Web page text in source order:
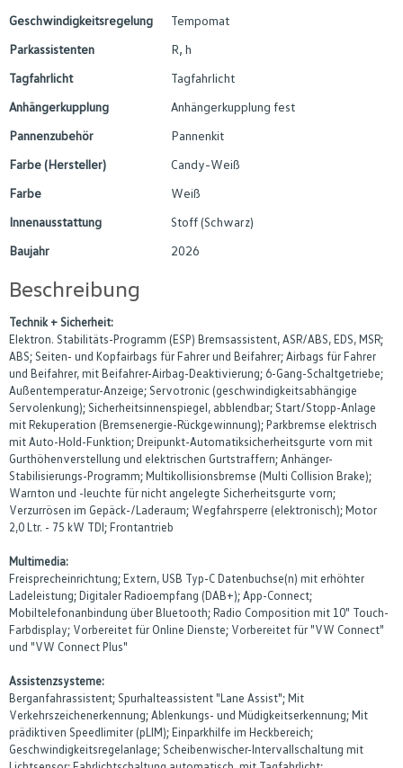
Geschwindigkeitsregelung
Tempomat
Parkassistenten
R, h
Tagfahrlicht
Tagfahrlicht
Anhängerkupplung
Anhängerkupplung fest
Pannenzubehör
Pannenkit
Farbe (Hersteller)
Candy-Weiß
Farbe
Weiß
Innenausstattung
Stoff (Schwarz)
Baujahr
2026
Beschreibung
Technik + Sicherheit:
Elektron. Stabilitäts-Programm (ESP) Bremsassistent, ASR/ABS, EDS, MSR;
ABS; Seiten- und Kopfairbags für Fahrer und Beifahrer; Airbags für Fahrer
und Beifahrer, mit Beifahrer-Airbag-Deaktivierung; 6-Gang-Schaltgetriebe;
Außentemperatur-Anzeige; Servotronic (geschwindigkeitsabhängige
Servolenkung); Sicherheitsinnenspiegel, abblendbar; Start/Stopp-Anlage
mit Rekuperation (Bremsenergie-Rückgewinnung); Parkbremse elektrisch
mit Auto-Hold-Funktion; Dreipunkt-Automatiksicherheitsgurte vorn mit
Gurthöhenverstellung und elektrischen Gurtstraffern; Anhänger-
Stabilisierungs-Programm; Multikollisionsbremse (Multi Collision Brake);
Warnton und -leuchte für nicht angelegte Sicherheitsgurte vorn;
Verzurrösen im Gepäck-/Laderaum; Wegfahrsperre (elektronisch); Motor
2,0 Ltr. - 75 kW TDI; Frontantrieb
Multimedia:
Freisprecheinrichtung; Extern, USB Typ-C Datenbuchse(n) mit erhöhter
Ladeleistung; Digitaler Radioempfang (DAB+); App-Connect;
Mobiltelefonanbindung über Bluetooth; Radio Composition mit 10" Touch-
Farbdisplay; Vorbereitet für Online Dienste; Vorbereitet für "VW Connect"
und "VW Connect Plus"
Assistenzsysteme:
Berganfahrassistent; Spurhalteassistent "Lane Assist"; Mit
Verkehrszeichenerkennung; Ablenkungs- und Müdigkeitserkennung; Mit
prädiktiven Speedlimiter (pLIM); Einparkhilfe im Heckbereich;
Geschwindigkeitsregelanlage; Scheibenwischer-Intervallschaltung mit